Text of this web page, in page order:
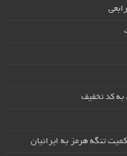
به کد تخفیف
تنگه هرمز به ایرانیان